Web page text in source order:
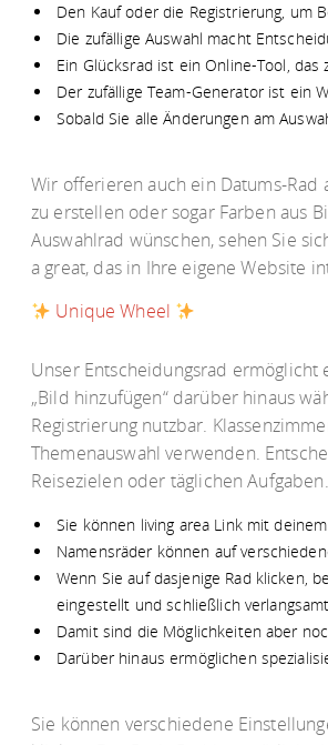
Den Kauf oder die Registrierung, um
Die zufällige Auswahl macht
Ein Glücksrad ist ein Online-Tool,
Der zufällige Team-Generator ist ein
Sobald Sie alle Änderungen am
Wir offerieren auch ein Datums-Rad
zu erstellen oder sogar Farben aus
Auswahlrad wünschen, sehen Sie
a great, das in Ihre eigene Website
Unique Wheel
Unser Entscheidungsrad ermöglicht
„Bild hinzufügen“ darüber hinaus
Registrierung nutzbar.
Themenauswahl verwenden.
Reisezielen oder täglichen Aufgaben.
Sie können living area Link mit
Namensräder können auf
Wenn Sie auf dasjenige Rad klicken,
eingestellt und schließlich
Damit sind die Möglichkeiten aber
Darüber hinaus ermöglichen
Sie können verschiedene